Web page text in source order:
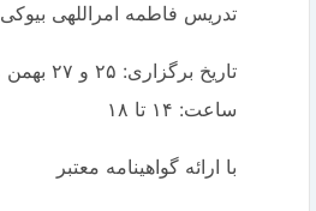
تدریس فاطمه امراللهی بیوکی
تاریخ برگزاری: ۲۵ و ۲۷ بهمن ماه ۱۴۰۰
ساعت: ۱۴ تا ۱۸
با ارائه گواهینامه معتبر